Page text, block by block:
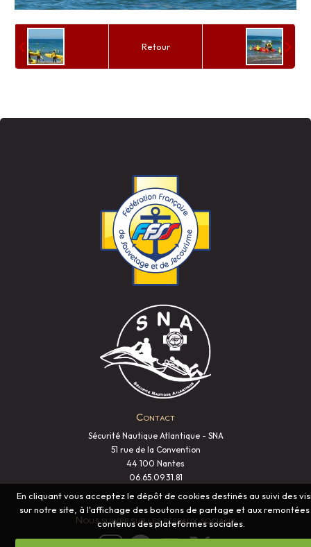
Retour
Contact
Sécurité Nautique Atlantique - SNA
51 rue de la Convention
44 100 Nantes
06.65.09.31.81
Nous suivre sur les réseaux sociaux
En cliquant vous acceptez le dépôt de cookies destinés au suivi des
sur notre site, à l'affichage des boutons de partage et aux
contenus des plateformes sociales.